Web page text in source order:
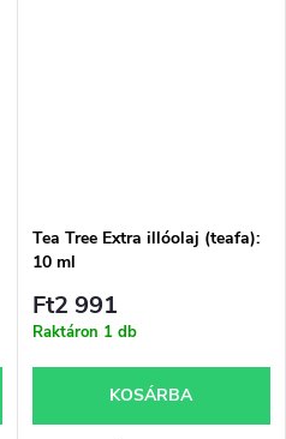
Tea Tree Extra illóolaj (teafa):
10 ml
Ft2 991
Raktáron 1 db
KOSÁRBA